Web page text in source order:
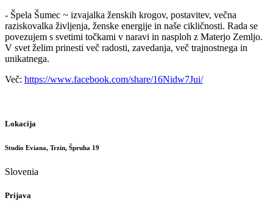
- Špela Šumec ~ izvajalka ženskih krogov, postavitev, večna
raziskovalka življenja, ženske energije in naše cikličnosti. Rada se
povezujem s svetimi točkami v naravi in nasploh z Materjo Zemljo.
V svet želim prinesti več radosti, zavedanja, več trajnostnega in
unikatnega.
Več: https://www.facebook.com/share/16Nidw7Jui/
Lokacija
Studio Eviana, Trzin, Špruha 19
Slovenia
Prijava